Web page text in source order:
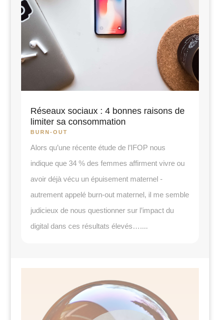
Réseaux sociaux : 4 bonnes raisons de
limiter sa consommation
BURN-OUT
Alors qu’une récente étude de l’IFOP nous
indique que 34 % des femmes affirment vivre ou
avoir déjà vécu un épuisement maternel -
autrement appelé burn-out maternel, il me semble
judicieux de nous questionner sur l’impact du
digital dans ces résultats élevés…....